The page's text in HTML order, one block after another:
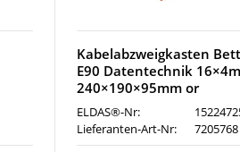
Kabelabzweigkasten
E90 Datentechnik
240×190×95mm or
ELDAS®-Nr:
Lieferanten-Art-Nr:
7205768